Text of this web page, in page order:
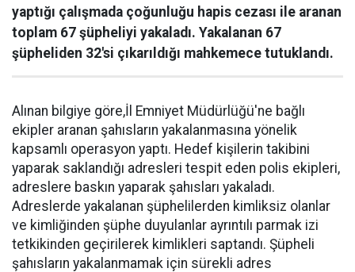
yaptığı çalışmada çoğunluğu hapis cezası ile aranan
toplam 67 şüpheliyi yakaladı. Yakalanan 67
şüpheliden 32'si çıkarıldığı mahkemece tutuklandı.
Alınan bilgiye göre,İl Emniyet Müdürlüğü'ne bağlı
ekipler aranan şahısların yakalanmasına yönelik
kapsamlı operasyon yaptı. Hedef kişilerin takibini
yaparak saklandığı adresleri tespit eden polis ekipleri,
adreslere baskın yaparak şahısları yakaladı.
Adreslerde yakalanan şüphelilerden kimliksiz olanlar
ve kimliğinden şüphe duyulanlar ayrıntılı parmak izi
tetkikinden geçirilerek kimlikleri saptandı. Şüpheli
şahısların yakalanmamak için sürekli adres